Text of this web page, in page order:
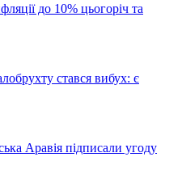
до 10% цьогоріч та
стався вибух: є
Аравія підписали угоду